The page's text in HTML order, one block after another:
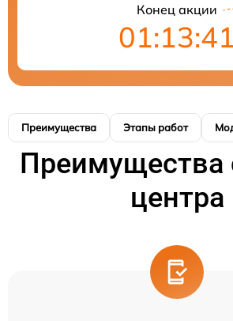
Конец акции
01:13:41
Преимущества Этапы работ
Преимущества
центра